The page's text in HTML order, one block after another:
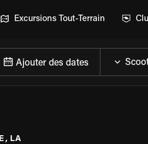
Excursions Tout-Terrain
Ajouter des dates
LA